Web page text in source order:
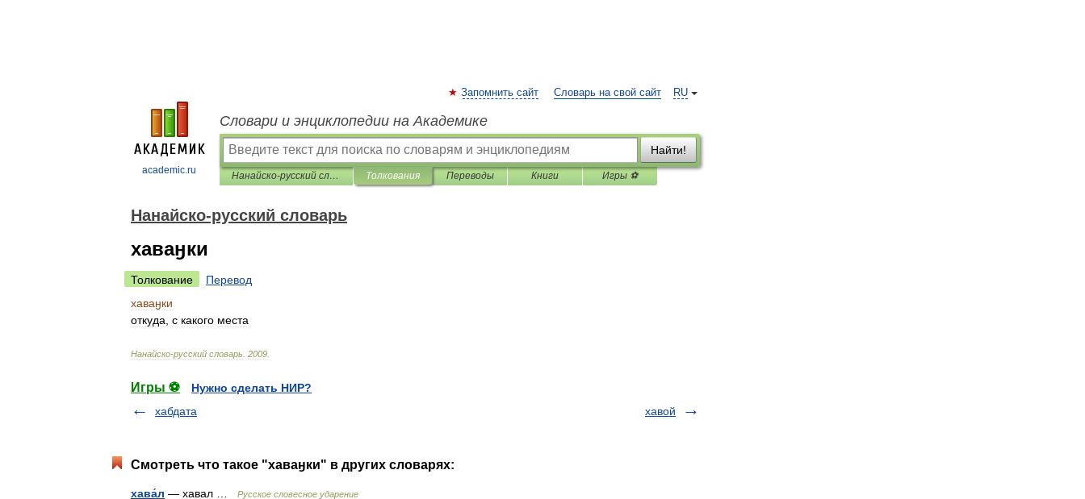
academic.ru
RU
Запомнить сайт Словарь на свой сайт
Словари и энциклопедии на Академике
Найти!
Нанайско-русский словарь Толкования Переводы Книги Игры ⚽
Нанайско-русский словарь
хаваӈки
Толкование
Перевод
хаваӈки
откуда с какого места
Нанайско-русский словарь 2009
Игры ⚽
Нужно сделать НИР?
хабдата
хавой
Смотреть что такое "хаваӈки" в других словарях:
хава́л — хавал … Русское словесное ударение